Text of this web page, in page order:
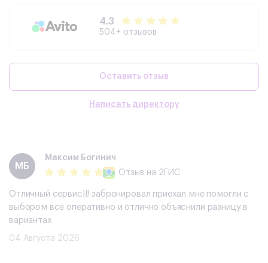
4.3
504+ отзывов
Оставить отзыв
Написать директору
МБ
Максим Богинич
Отзыв на 2ГИС
Отличный сервис!!! забронировал приехал мне помогли с
выбором все оперативно и отлично объяснили разницу в
вариантах
04 Августа 2026